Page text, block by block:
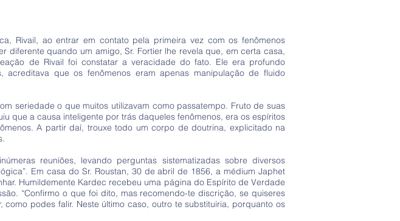
Rivail, ao entrar em contato pela primeira vez com os fenômenos
diferente quando um amigo, Sr. Fortier lhe revela que, em certa casa,
de Rivail foi constatar a veracidade do fato. Ele era profundo
que os fenômenos eram apenas manipulação de fluido
seriedade o que muitos utilizavam como passatempo. Fruto de suas
que a causa inteligente por trás daqueles fenômenos, era os espíritos
A partir daí, trouxe todo um corpo de doutrina, explicitado na
reuniões, levando perguntas sistematizadas sobre diversos
Em casa do Sr. Roustan, 30 de abril de 1856, a médium Japhet
Humildemente Kardec recebeu uma página do Espírito de Verdade
“Confirmo o que foi dito, mas recomendo-te discrição, se quiseres
podes falir. Neste último caso, outro te substituiria, porquanto os